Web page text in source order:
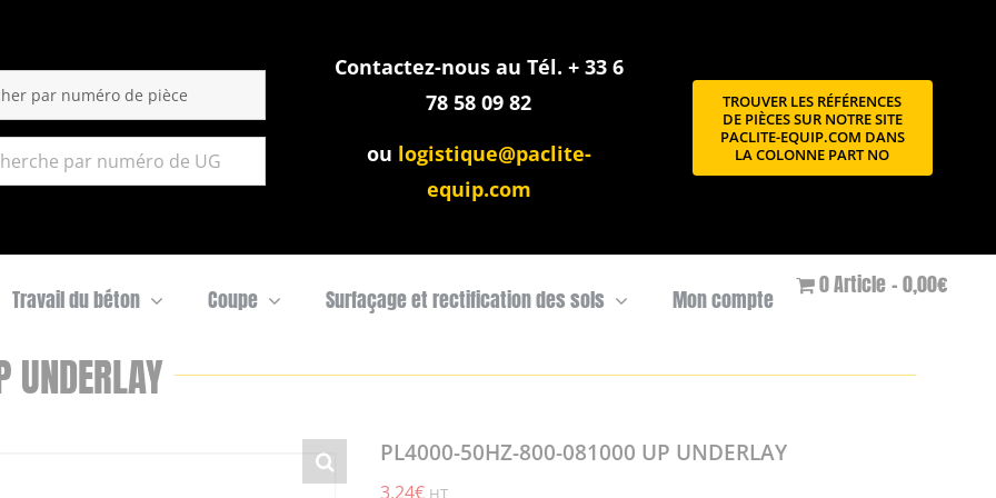
Contactez-nous au Tél. + 33 6
78 58 09 82
ou logistique@paclite-
equip.com
TROUVER LES RÉFÉRENCES
DE PIÈCES SUR NOTRE SITE
PACLITE-EQUIP.COM DANS
LA COLONNE PART NO
Travail du béton Coupe Surfaçage et rectification des sols Mon compte
0 Article 0,00€
PL4000-50HZ-800-081000 UP UNDERLAY
3,24€ HT